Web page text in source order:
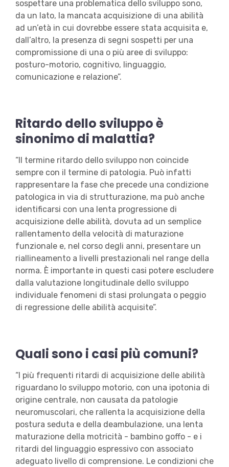
sospettare una problematica dello sviluppo sono,
da un lato, la mancata acquisizione di una abilità
ad un’età in cui dovrebbe essere stata acquisita e,
dall’altro, la presenza di segni sospetti per una
compromissione di una o più aree di sviluppo:
posturo-motorio, cognitivo, linguaggio,
comunicazione e relazione”.
Ritardo dello sviluppo è
sinonimo di malattia?
“Il termine ritardo dello sviluppo non coincide
sempre con il termine di patologia. Può infatti
rappresentare la fase che precede una condizione
patologica in via di strutturazione, ma può anche
identificarsi con una lenta progressione di
acquisizione delle abilità, dovuta ad un semplice
rallentamento della velocità di maturazione
funzionale e, nel corso degli anni, presentare un
riallineamento a livelli prestazionali nel range della
norma. È importante in questi casi potere escludere
dalla valutazione longitudinale dello sviluppo
individuale fenomeni di stasi prolungata o peggio
di regressione delle abilità acquisite”.
Quali sono i casi più comuni?
“I più frequenti ritardi di acquisizione delle abilità
riguardano lo sviluppo motorio, con una ipotonia di
origine centrale, non causata da patologie
neuromuscolari, che rallenta la acquisizione della
postura seduta e della deambulazione, una lenta
maturazione della motricità - bambino goffo - e i
ritardi del linguaggio espressivo con associato
adeguato livello di comprensione. Le condizioni che